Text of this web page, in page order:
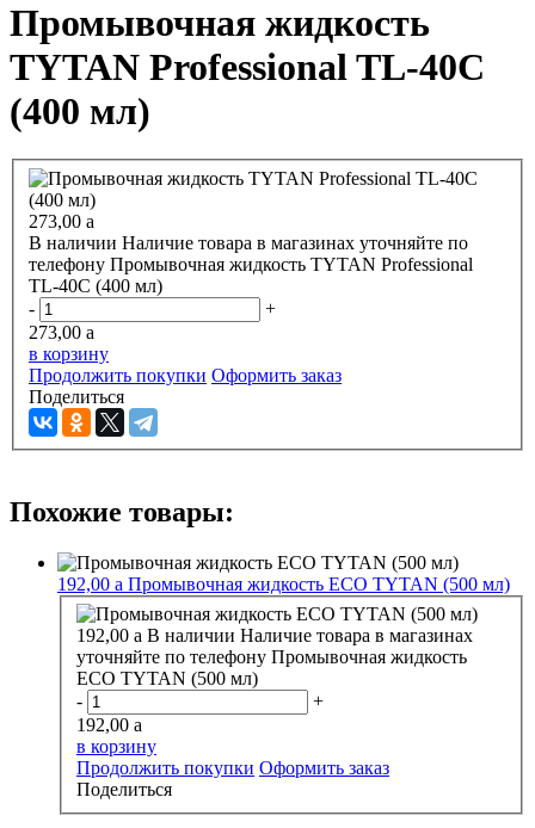
Промывочная жидкость
TYTAN Professional TL-40C
(400 мл)
273,00 a
В наличии Наличие товара в магазинах уточняйте по
телефону Промывочная жидкость TYTAN Professional
TL-40C (400 мл)
-
+
273,00 a
в корзину
Продолжить покупки Оформить заказ
Поделиться
Похожие товары:
192,00 a Промывочная жидкость ECO TYTAN (500 мл)
192,00 a В наличии Наличие товара в магазинах
уточняйте по телефону Промывочная жидкость
ECO TYTAN (500 мл)
-
+
192,00 a
в корзину
Продолжить покупки Оформить заказ
Поделиться